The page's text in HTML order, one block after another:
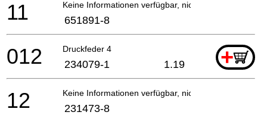
Keine Informationen verfügbar, nicht bestellbar
11 651891-8
Druckfeder 4 +
012 234079-1 1.19
Keine Informationen verfügbar, nicht bestellbar
12 231473-8